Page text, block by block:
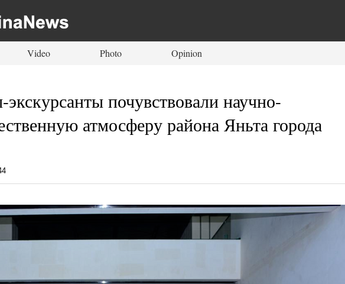
Video Photo Opinion
почувствовали научно-
атмосферу района Яньта города